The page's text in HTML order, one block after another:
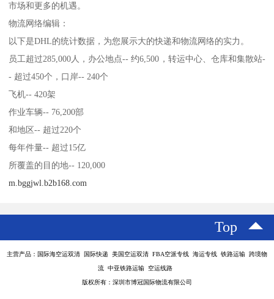
市场和更多的机遇。
物流网络编辑：
以下是DHL的统计数据，为您展示大的快递和物流网络的实力。
员工超过285,000人，办公地点-- 约6,500，转运中心、仓库和集散站-
- 超过450个，口岸-- 240个
飞机-- 420架
作业车辆-- 76,200部
和地区-- 超过220个
每年件量-- 超过15亿
所覆盖的目的地-- 120,000
m.bggjwl.b2b168.com
Top
主营产品：国际海空运双清 国际快递 美国空运双清 FBA空派专线 海运专线 铁路运输 跨境物
流 中亚铁路运输 空运线路
版权所有：深圳市博冠国际物流有限公司